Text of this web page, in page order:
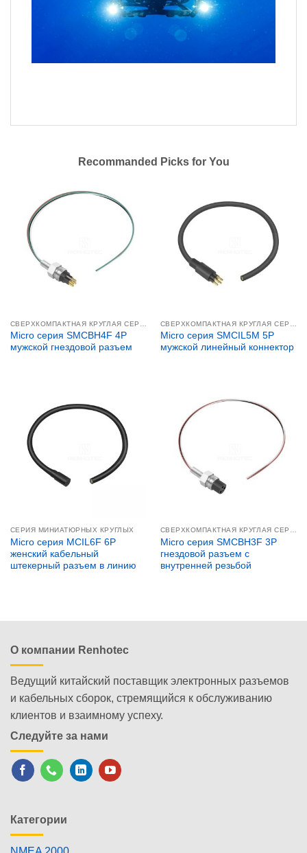
Recommanded Picks for You
Micro серия SMCBH4F 4P
мужской гнездовой разъем
Micro серия SMCIL5M 5P
мужской линейный коннектор
СЕРИЯ МИНИАТЮРНЫХ КРУГЛЫХ
Micro серия MCIL6F 6P
женский кабельный
штекерный разъем в линию
Micro серия SMCBH3F 3P
гнездовой разъем с
внутренней резьбой
О компании Renhotec
Ведущий китайский поставщик электронных разъемов
и кабельных сборок, стремящийся к обслуживанию
клиентов и взаимному успеху.
Следуйте за нами
Категории